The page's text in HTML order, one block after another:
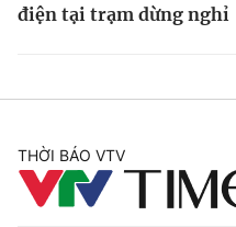
điện tại trạm dừng nghỉ
THỜI BÁO VTV